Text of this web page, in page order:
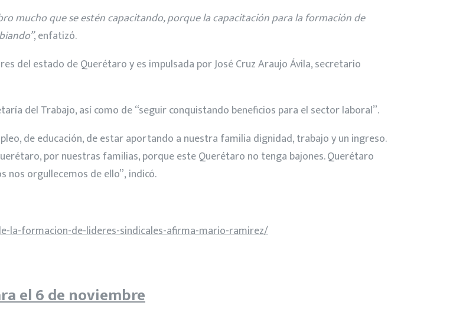
mucho que se estén capacitando, porque la capacitación para la formación de
, enfatizó.
del estado de Querétaro y es impulsada por José Cruz Araujo Ávila, secretario
del Trabajo, así como de “seguir conquistando beneficios para el sector laboral”.
de educación, de estar aportando a nuestra familia dignidad, trabajo y un ingreso.
por nuestras familias, porque este Querétaro no tenga bajones. Querétaro
nos orgullecemos de ello”, indicó.
formacion-de-lideres-sindicales-afirma-mario-ramirez/
el 6 de noviembre